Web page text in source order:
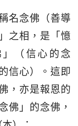
名念佛（善導
之相，是「憶
（信心的念
信心）。這即
，亦是報恩的
佛」的念佛，